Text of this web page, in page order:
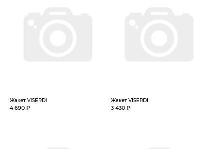
Жакет VISERDI
4 690 ₽
Жакет VISERDI
3 430 ₽